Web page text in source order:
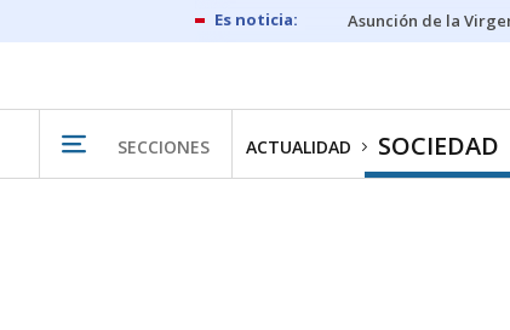
Asunción de la
SECCIONES ACTUALIDAD SOCIEDAD